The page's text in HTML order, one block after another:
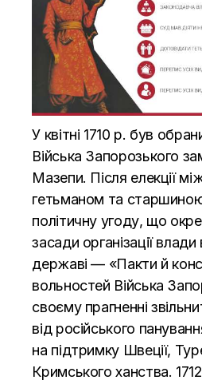
У квітні 1710 р. був
Війська Запорозького
Мазепи. Після елекції
гетьманом та
політичну угоду, що
засади організації влади
державі — «Пакти й
вольностей Війська
своєму прагненні
від російського
на підтримку Швеції,
Кримського ханства.